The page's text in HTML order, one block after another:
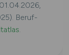
Beruf-
.